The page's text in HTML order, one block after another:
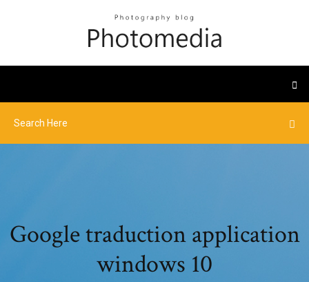
Google traduction application
windows 10